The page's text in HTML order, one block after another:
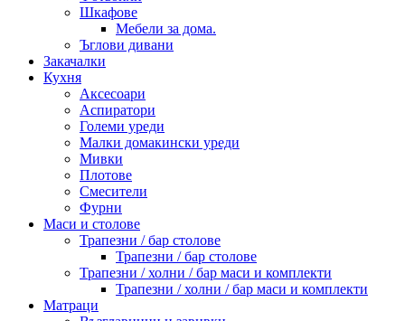
Шкафове
Мебели за дома.
Ъглови дивани
Закачалки
Кухня
Аксесоари
Аспиратори
Големи уреди
Малки домакински уреди
Мивки
Плотове
Смесители
Фурни
Маси и столове
Трапезни / бар столове
Трапезни / бар столове
Трапезни / холни / бар маси и комплекти
Трапезни / холни / бар маси и комплекти
Матраци